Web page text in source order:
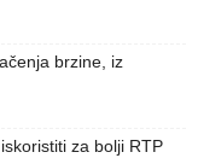
brzine, iz
za bolji RTP